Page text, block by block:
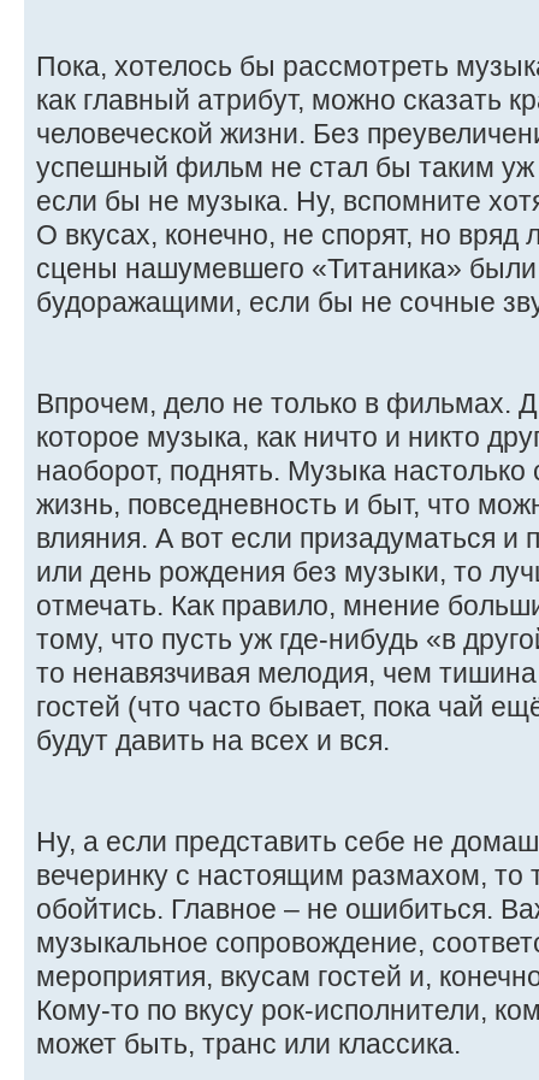
Пока, хотелось бы рассмотреть
как главный атрибут, можно сказать
человеческой жизни. Без
успешный фильм не стал бы таким
если бы не музыка. Ну, вспомните
О вкусах, конечно, не спорят, но
сцены нашумевшего «Титаника»
будоражащими, если бы не сочные
Впрочем, дело не только в фильмах.
которое музыка, как ничто и никто
наоборот, поднять. Музыка
жизнь, повседневность и быт, что
влияния. А вот если призадуматься и
или день рождения без музыки, то
отмечать. Как правило, мнение
тому, что пусть уж где-нибудь «в
то ненавязчивая мелодия, чем
гостей (что часто бывает, пока чай
будут давить на всех и вся.
Ну, а если представить себе не
вечеринку с настоящим размахом, то
обойтись. Главное – не ошибиться.
музыкальное сопровождение,
мероприятия, вкусам гостей и,
Кому-то по вкусу рок-исполнители,
может быть, транс или классика.